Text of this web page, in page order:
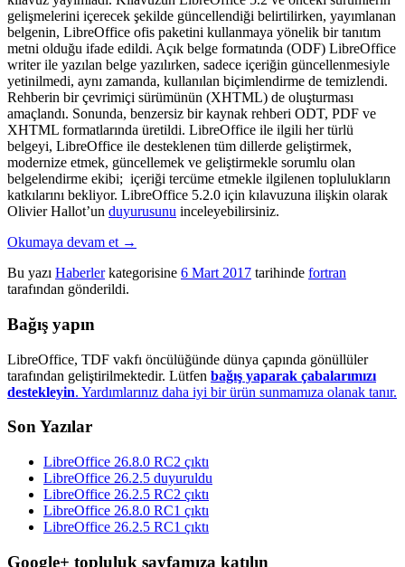
gelişmelerini içerecek şekilde güncellendiği belirtilirken, yayımlanan
belgenin, LibreOffice ofis paketini kullanmaya yönelik bir tanıtım
metni olduğu ifade edildi. Açık belge formatında (ODF) LibreOffice
writer ile yazılan belge yazılırken, sadece içeriğin güncellenmesiyle
yetinilmedi, aynı zamanda, kullanılan biçimlendirme de temizlendi.
Rehberin bir çevrimiçi sürümünün (XHTML) de oluşturması
amaçlandı. Sonunda, benzersiz bir kaynak rehberi ODT, PDF ve
XHTML formatlarında üretildi. LibreOffice ile ilgili her türlü
belgeyi, LibreOffice ile desteklenen tüm dillerde geliştirmek,
modernize etmek, güncellemek ve geliştirmekle sorumlu olan
belgelendirme ekibi; içeriği tercüme etmekle ilgilenen toplulukların
katkılarını bekliyor. LibreOffice 5.2.0 için kılavuzuna ilişkin olarak
Olivier Hallot’un duyurusunu inceleyebilirsiniz.
Okumaya devam et →
Bu yazı Haberlerkategorisine 6 Mart 2017 tarihinde fortran
tarafından gönderildi.
Bağış yapın
LibreOffice, TDF vakfı öncülüğünde dünya çapında gönüllüler
tarafından geliştirilmektedir. Lütfen bağış yaparak çabalarımızı
destekleyin. Yardımlarınız daha iyi bir ürün sunmamıza olanak tanır.
Son Yazılar
LibreOffice 26.8.0 RC2 çıktı
LibreOffice 26.2.5 duyuruldu
LibreOffice 26.2.5 RC2 çıktı
LibreOffice 26.8.0 RC1 çıktı
LibreOffice 26.2.5 RC1 çıktı
Google+ topluluk sayfamıza katılın